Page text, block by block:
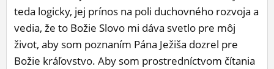
teda logicky, jej prínos na poli duchovného rozvoja a
vedia, že to Božie Slovo mi dáva svetlo pre môj
život, aby som poznaním Pána Ježiša dozrel pre
Božie kráľovstvo. Aby som prostredníctvom čítania